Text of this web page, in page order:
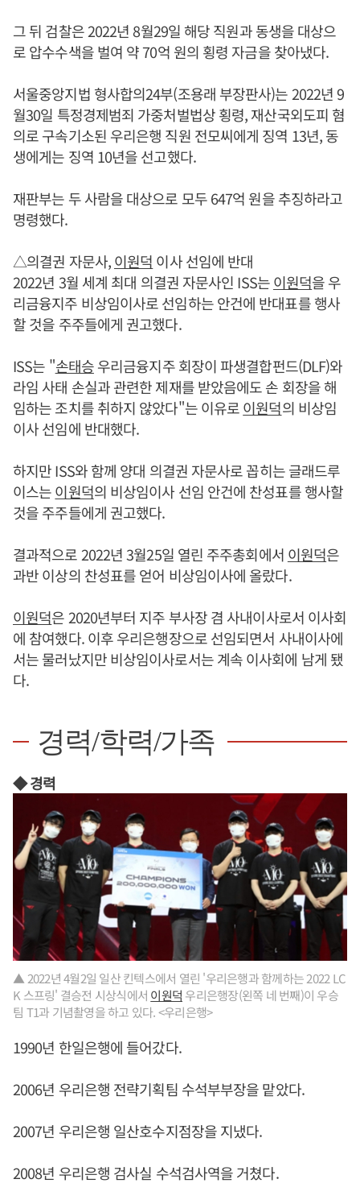
그 뒤 검찰은 2022년 8월29일 해당 직원과 동생을 대상으
로 압수수색을 벌여 약 70억 원의 횡령 자금을 찾아냈다.
서울중앙지법 형사합의24부(조용래 부장판사)는 2022년 9
월30일 특정경제범죄 가중처벌법상 횡령, 재산국외도피 혐
의로 구속기소된 우리은행 직원 전모씨에게 징역 13년, 동
생에게는 징역 10년을 선고했다.
재판부는 두 사람을 대상으로 모두 647억 원을 추징하라고
명령했다.
△의결권 자문사,이원덕 이사 선임에 반대
2022년 3월 세계 최대 의결권 자문사인 ISS는이원덕을 우
리금융지주 비상임이사로 선임하는 안건에 반대표를 행사
할 것을 주주들에게 권고했다.
ISS는 "손태승우리금융지주 회장이 파생결합펀드(DLF)와
라임 사태 손실과 관련한 제재를 받았음에도 손 회장을 해
임하는 조치를 취하지 않았다"는 이유로이원덕의 비상임
이사 선임에 반대했다.
하지만 ISS와 함께 양대 의결권 자문사로 꼽히는 글래드루
이스는이원덕의 비상임이사 선임 안건에 찬성표를 행사할
것을 주주들에게 권고했다.
결과적으로 2022년 3월25일 열린 주주총회에서 이원덕은
과반 이상의 찬성표를 얻어 비상임이사에 올랐다.
이원덕은 2020년부터 지주 부사장 겸 사내이사로서 이사회
에 참여했다. 이후 우리은행장으로 선임되면서 사내이사에
서는 물러났지만 비상임이사로서는 계속 이사회에 남게 됐
다.
경력/학력/가족
◆ 경력
▲ 2022년 4월2일 일산 킨텍스에서 열린 '우리은행과 함께하는 2022 LC
K 스프링' 결승전 시상식에서 이원덕 우리은행장(왼쪽 네 번째)이 우승
팀 T1과 기념촬영을 하고 있다. <우리은행>
1990년 한일은행에 들어갔다.
2006년 우리은행 전략기획팀 수석부부장을 맡았다.
2007년 우리은행 일산호수지점장을 지냈다.
2008년 우리은행 검사실 수석검사역을 거쳤다.